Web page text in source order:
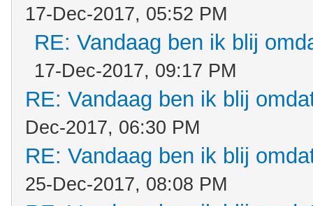
17-Dec-2017, 05:52 PM
RE: Vandaag ben ik blij
17-Dec-2017, 09:17 PM
RE: Vandaag ben ik blij
Dec-2017, 06:30 PM
RE: Vandaag ben ik blij
25-Dec-2017, 08:08 PM